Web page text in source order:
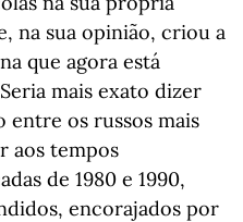
na sua opinião, criou a
que agora está
mais exato dizer
entre os russos mais
aos tempos
de 1980 e 1990,
encorajados por